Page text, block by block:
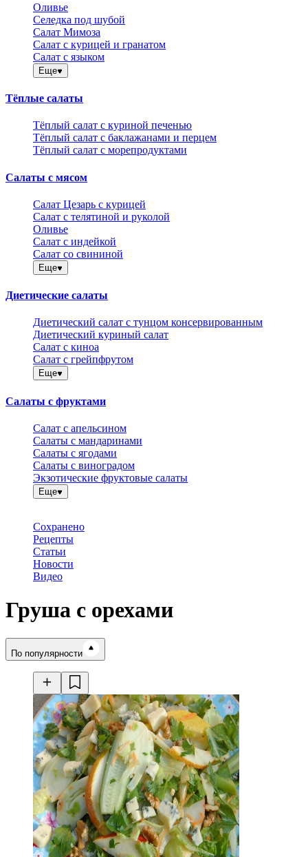
Оливье
Селедка под шубой
Салат Мимоза
Салат с курицей и гранатом
Салат с языком
Еще
Тёплые салаты
Тёплый салат с куриной печенью
Тёплый салат с баклажанами и перцем
Тёплый салат с морепродуктами
Салаты с мясом
Салат Цезарь с курицей
Салат с телятиной и руколой
Оливье
Салат с индейкой
Салат со свининой
Еще
Диетические салаты
Диетический салат с тунцом консервированным
Диетический куриный салат
Салат с киноа
Салат с грейпфрутом
Еще
Салаты с фруктами
Салат с апельсином
Салаты с мандаринами
Салаты с ягодами
Салаты с виноградом
Экзотические фруктовые салаты
Еще
Сохранено
Рецепты
Статьи
Новости
Видео
Груша с орехами
Время готовки
По популярности